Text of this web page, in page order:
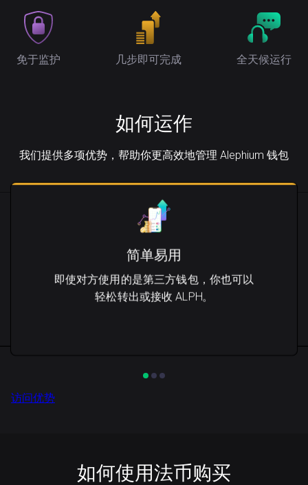
免于监护 几步即可完成 全天候运行
如何运作
我们提供多项优势，帮助你更高效地管理 Alephium 钱包
简单易用
即使对方使用的是第三方钱包，你也可以
轻松转出或接收 ALPH。
访问优势
如何使用法币购买